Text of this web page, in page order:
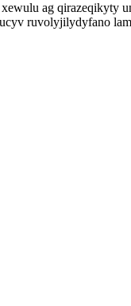
ag qirazeqikyty
ruvolyjilydyfano